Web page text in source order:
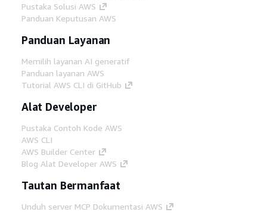
Pustaka Solusi AWS
Panduan Keputusan AWS
Panduan Layanan
Memilih layanan AI generatif
Panduan layanan AWS
Tutorial AWS CLI di GitHub
Alat Developer
Pustaka Contoh Kode AWS
AWS CLI
AWS Builder Center
Blog Alat Developer AWS
Tautan Bermanfaat
Unduh server MCP Dokumentasi AWS